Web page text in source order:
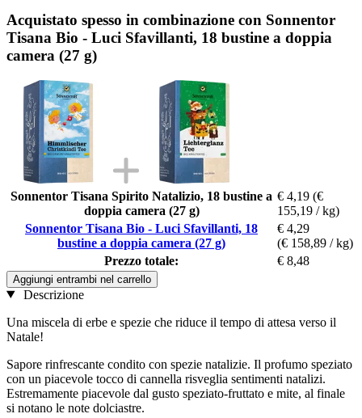
Acquistato spesso in combinazione con Sonnentor
Tisana Bio - Luci Sfavillanti, 18 bustine a doppia
camera (27 g)
Sonnentor Tisana Spirito Natalizio, 18 bustine a
doppia camera (27 g)
€ 4,19 (€
155,19 / kg)
Sonnentor Tisana Bio - Luci Sfavillanti, 18
bustine a doppia camera (27 g)
€ 4,29
(€ 158,89 / kg)
Prezzo totale:
€ 8,48
Aggiungi entrambi nel carrello
Descrizione
Una miscela di erbe e spezie che riduce il tempo di attesa verso il
Natale!
Sapore rinfrescante condito con spezie natalizie. Il profumo speziato
con un piacevole tocco di cannella risveglia sentimenti natalizi.
Estremamente piacevole dal gusto speziato-fruttato e mite, al finale
si notano le note dolciastre.